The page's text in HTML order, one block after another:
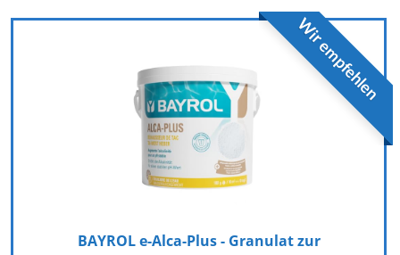
Wir empfehlen
BAYROL e-Alca-Plus - Granulat zur